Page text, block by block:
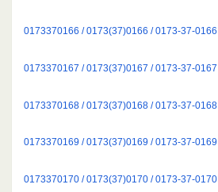
0173370166 / 0173(37)0166 / 0173-37-0166
0173370167 / 0173(37)0167 / 0173-37-0167
0173370168 / 0173(37)0168 / 0173-37-0168
0173370169 / 0173(37)0169 / 0173-37-0169
0173370170 / 0173(37)0170 / 0173-37-0170